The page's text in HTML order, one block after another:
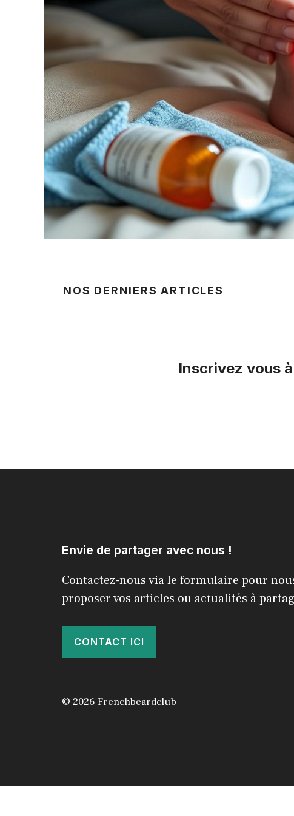
NOS DERNIERS ARTICLES
Inscrivez vous
Envie de partager avec nous !
Contactez-nous via le formulaire pour
proposer vos articles ou actualités à
CONTACT ICI
© 2026 Frenchbeardclub